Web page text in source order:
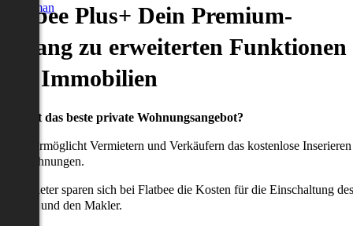
German
Plus+ Dein Premium-
zu erweiterten Funktionen
Immobilien
willst das beste private Wohnungsangebot?
ermöglicht Vermietern und Verkäufern das kostenlose Inserieren
Wohnungen.
Anbieter sparen sich bei Flatbee die Kosten für die Einschaltung des
und den Makler.